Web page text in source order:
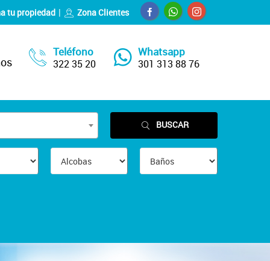
tu propiedad Zona Clientes
Teléfono
322 35 20
Whatsapp
301 313 88 76
BUSCAR